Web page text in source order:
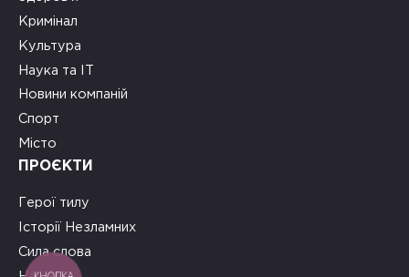
Кримінал
Культура
Наука та ІТ
Новини компаній
Спорт
Місто
ПРОЄКТИ
Герої тилу
Історії Незламних
Сила слова